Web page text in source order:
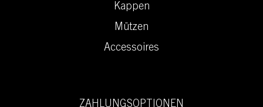
Kappen
Mützen
Accessoires
ZAHLUNGSOPTIONEN